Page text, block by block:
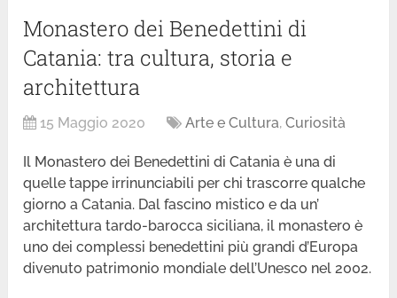
Monastero dei Benedettini di
Catania: tra cultura, storia e
architettura
15 Maggio 2020 Arte e Cultura,Curiosità
Il Monastero dei Benedettini di Catania è una di
quelle tappe irrinunciabili per chi trascorre qualche
giorno a Catania. Dal fascino mistico e da un’
architettura tardo-barocca siciliana, il monastero è
uno dei complessi benedettini più grandi d’Europa
divenuto patrimonio mondiale dell’Unesco nel 2002.